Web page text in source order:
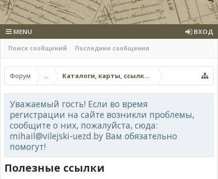
Поиск сообщений Последние сообщения
MENU ВХОД
Форум ... Каталоги, карты, ссылки на другие
Уважаемый гость! Если во время
регистрации на сайте возникли проблемы,
сообщите о них, пожалуйста, сюда:
mihail@vilejski-uezd.by Вам обязательно
помогут!
Полезные ссылки